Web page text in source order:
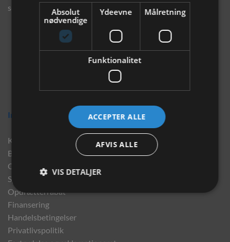
seneste information, produkter og tilbud.
Information
Kontakt
Brand
Om os
Sponsorater
Opdrætterrabat
Finansering
Handelsbetingelser
Privatlivspolitik
Absolut
nødvendige
Ydeevne Målretning
Funktionalitet
ACCEPTER ALLE
AFVIS ALLE
VIS DETALJER